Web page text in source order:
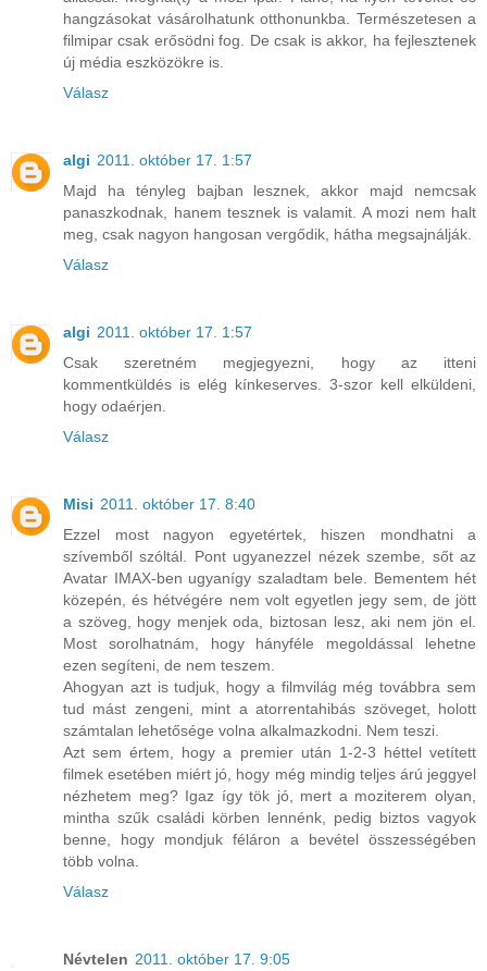
hangzásokat vásárolhatunk otthonunkba. Természetesen a
filmipar csak erősödni fog. De csak is akkor, ha fejlesztenek
új média eszközökre is.
Válasz
algi 2011. október 17. 1:57
Majd ha tényleg bajban lesznek, akkor majd nemcsak
panaszkodnak, hanem tesznek is valamit. A mozi nem halt
meg, csak nagyon hangosan vergődik, hátha megsajnálják.
Válasz
algi 2011. október 17. 1:57
Csak szeretném megjegyezni, hogy az itteni
kommentküldés is elég kínkeserves. 3-szor kell elküldeni,
hogy odaérjen.
Válasz
Misi 2011. október 17. 8:40
Ezzel most nagyon egyetértek, hiszen mondhatni a
szívemből szóltál. Pont ugyanezzel nézek szembe, sőt az
Avatar IMAX-ben ugyanígy szaladtam bele. Bementem hét
közepén, és hétvégére nem volt egyetlen jegy sem, de jött
a szöveg, hogy menjek oda, biztosan lesz, aki nem jön el.
Most sorolhatnám, hogy hányféle megoldással lehetne
ezen segíteni, de nem teszem.
Ahogyan azt is tudjuk, hogy a filmvilág még továbbra sem
tud mást zengeni, mint a atorrentahibás szöveget, holott
számtalan lehetősége volna alkalmazkodni. Nem teszi.
Azt sem értem, hogy a premier után 1-2-3 héttel vetített
filmek esetében miért jó, hogy még mindig teljes árú jeggyel
nézhetem meg? Igaz így tök jó, mert a moziterem olyan,
mintha szűk családi körben lennénk, pedig biztos vagyok
benne, hogy mondjuk féláron a bevétel összességében
több volna.
Válasz
Névtelen 2011. október 17. 9:05